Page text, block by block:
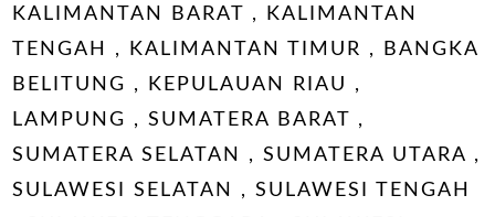
KALIMANTAN BARAT , KALIMANTAN
TENGAH , KALIMANTAN TIMUR , BANGKA
BELITUNG , KEPULAUAN RIAU ,
LAMPUNG , SUMATERA BARAT ,
SUMATERA SELATAN , SUMATERA UTARA ,
SULAWESI SELATAN , SULAWESI TENGAH